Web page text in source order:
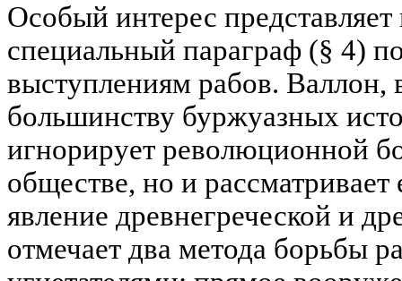
Особый интерес представляет
специальный параграф (§ 4)
выступлениям рабов. Валлон,
большинству буржуазных
игнорирует революционной
обществе, но и рассматривает
явление древнегреческой и
отмечает два метода борьбы